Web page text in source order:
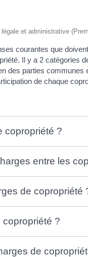
et administrative
courantes que
Il y a 2 catégories
des parties communes
de chaque
copropriété ?
entre les
de copropriété
?
de